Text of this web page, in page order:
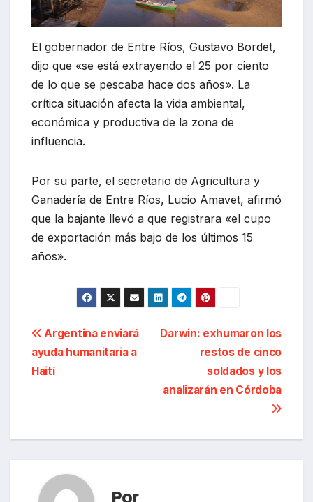
El gobernador de Entre Ríos, Gustavo Bordet,
dijo que «se está extrayendo el 25 por ciento
de lo que se pescaba hace dos años». La
crítica situación afecta la vida ambiental,
económica y productiva de la zona de
influencia.
Por su parte, el secretario de Agricultura y
Ganadería de Entre Ríos, Lucio Amavet, afirmó
que la bajante llevó a que registrara «el cupo
de exportación más bajo de los últimos 15
años».
Navegación
de
Darwin: exhumaron los
restos de cinco
soldados y los
analizarán en Córdoba
Argentina enviará
ayuda humanitaria a
Haití